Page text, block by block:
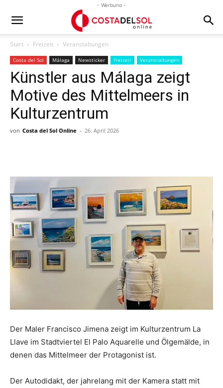
- Werbung -
Start Freizeit Veranstaltungen
Costa del Sol Málaga Newsticker Freizeit Veranstaltungen
Künstler aus Málaga zeigt
Motive des Mittelmeers in
Kulturzentrum
von Costa del Sol Online - 26. April 2026
Der Maler Francisco Jimena zeigt im Kulturzentrum La
Llave im Stadtviertel El Palo Aquarelle und Ölgemälde, in
denen das Mittelmeer der Protagonist ist.
Der Autodidakt, der jahrelang mit der Kamera statt mit